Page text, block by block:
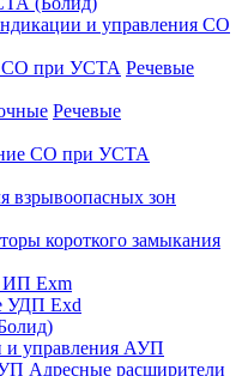
и управления СО
СО при УСТА Речевые
Речевые
СО при УСТА
взрывоопасных зон
короткого замыкания
ИП Exm
УДП Exd
и управления АУП
Адресные расширители